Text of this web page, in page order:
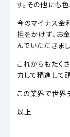
す。その他にも
今のマイナス金
担をかけず、お
んでいただきまし
これからもたく
力して精進して
この業界で世界
以上